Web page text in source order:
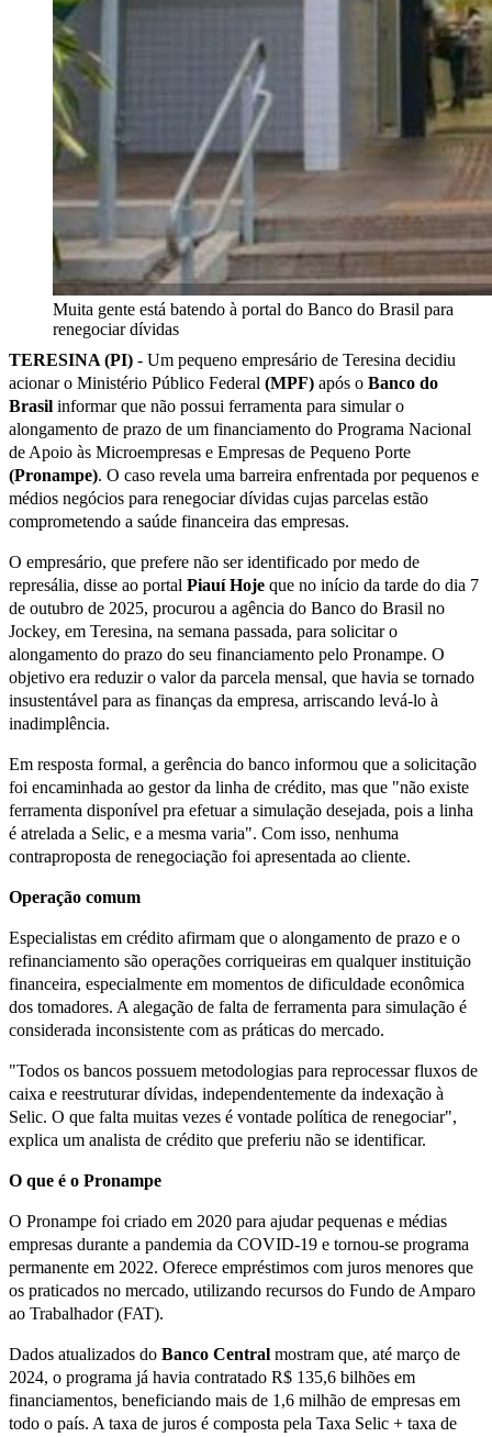
Muita gente está batendo à portal do Banco do Brasil para
renegociar dívidas
TERESINA (PI) - Um pequeno empresário de Teresina decidiu
acionar o Ministério Público Federal (MPF) após o Banco do
Brasil informar que não possui ferramenta para simular o
alongamento de prazo de um financiamento do Programa Nacional
de Apoio às Microempresas e Empresas de Pequeno Porte
(Pronampe). O caso revela uma barreira enfrentada por pequenos e
médios negócios para renegociar dívidas cujas parcelas estão
comprometendo a saúde financeira das empresas.
O empresário, que prefere não ser identificado por medo de
represália, disse ao portal Piauí Hoje que no início da tarde do dia 7
de outubro de 2025, procurou a agência do Banco do Brasil no
Jockey, em Teresina, na semana passada, para solicitar o
alongamento do prazo do seu financiamento pelo Pronampe. O
objetivo era reduzir o valor da parcela mensal, que havia se tornado
insustentável para as finanças da empresa, arriscando levá-lo à
inadimplência.
Em resposta formal, a gerência do banco informou que a solicitação
foi encaminhada ao gestor da linha de crédito, mas que "não existe
ferramenta disponível pra efetuar a simulação desejada, pois a linha
é atrelada a Selic, e a mesma varia". Com isso, nenhuma
contraproposta de renegociação foi apresentada ao cliente.
Operação comum
Especialistas em crédito afirmam que o alongamento de prazo e o
refinanciamento são operações corriqueiras em qualquer instituição
financeira, especialmente em momentos de dificuldade econômica
dos tomadores. A alegação de falta de ferramenta para simulação é
considerada inconsistente com as práticas do mercado.
"Todos os bancos possuem metodologias para reprocessar fluxos de
caixa e reestruturar dívidas, independentemente da indexação à
Selic. O que falta muitas vezes é vontade política de renegociar",
explica um analista de crédito que preferiu não se identificar.
O que é o Pronampe
O Pronampe foi criado em 2020 para ajudar pequenas e médias
empresas durante a pandemia da COVID-19 e tornou-se programa
permanente em 2022. Oferece empréstimos com juros menores que
os praticados no mercado, utilizando recursos do Fundo de Amparo
ao Trabalhador (FAT).
Dados atualizados do Banco Central mostram que, até março de
2024, o programa já havia contratado R$ 135,6 bilhões em
financiamentos, beneficiando mais de 1,6 milhão de empresas em
todo o país. A taxa de juros é composta pela Taxa Selic + taxa de